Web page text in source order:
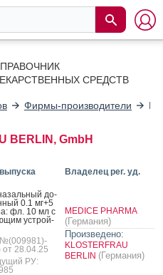
СРЕДСТВ
Фирмы-производители
BERLIN, GmbH
Владелец рег. уд.
до­
0.1 мг+5
фл. 10 мл с
ус­трой­
28.04.25
РУ:
MEDICE PHARMA
(Германия)
Произведено:
KLOSTERFRAU
BERLIN (Германия)